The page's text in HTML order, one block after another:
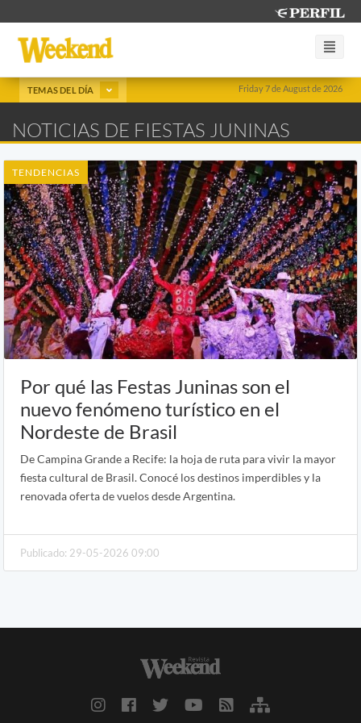
Friday 7 de August de 2026
TEMAS DEL DÍA
NOTICIAS DE FIESTAS JUNINAS
TENDENCIAS
Por qué las Festas Juninas son el
nuevo fenómeno turístico en el
Nordeste de Brasil
De Campina Grande a Recife: la hoja de ruta para vivir la mayor
fiesta cultural de Brasil. Conocé los destinos imperdibles y la
renovada oferta de vuelos desde Argentina.
Publicado: 29-05-2026 09:00